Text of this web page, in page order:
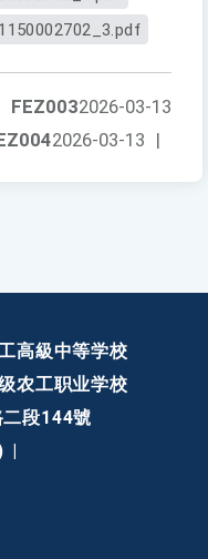
1150002702_3.pdf
FEZ0032026-03-13
2026-03-13 |
高級中等学校
农工职业学校
段144號